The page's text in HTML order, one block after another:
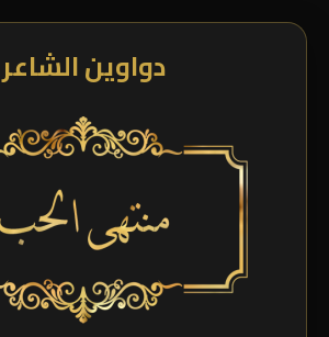
دواوين الشاعر